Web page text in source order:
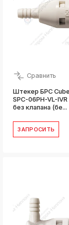
Сравнить
Штекер БРС
SPC-06PH-VL-IVR
без клапана (бе...
ЗАПРОСИТЬ